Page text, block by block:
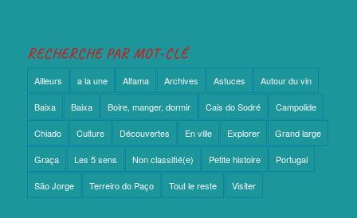
RECHERCHE PAR MOT-CLÉ
Ailleurs a la une Alfama Archives Astuces Autour du vin
Baixa Baixa Boire, manger, dormir Cais do Sodré Campolide
Chiado Culture Découvertes En ville Explorer Grand large
Graça Les 5 sens Non classifié(e) Petite histoire Portugal
São Jorge Terreiro do Paço Tout le reste Visiter